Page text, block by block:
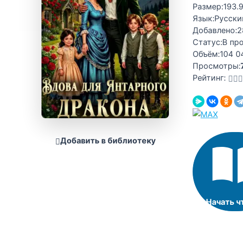
Добавить в библиотеку
Размер:
Язык:
Добавлено:
Статус:В
Объём:104
Просмотры:
Рейтинг:
Начать